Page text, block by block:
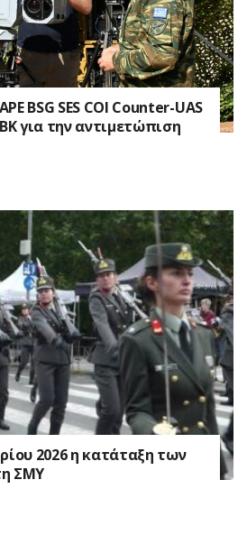
BSG SES COI Counter-UAS
για την αντιμετώπιση
2026 η κατάταξη των
ΣΜΥ